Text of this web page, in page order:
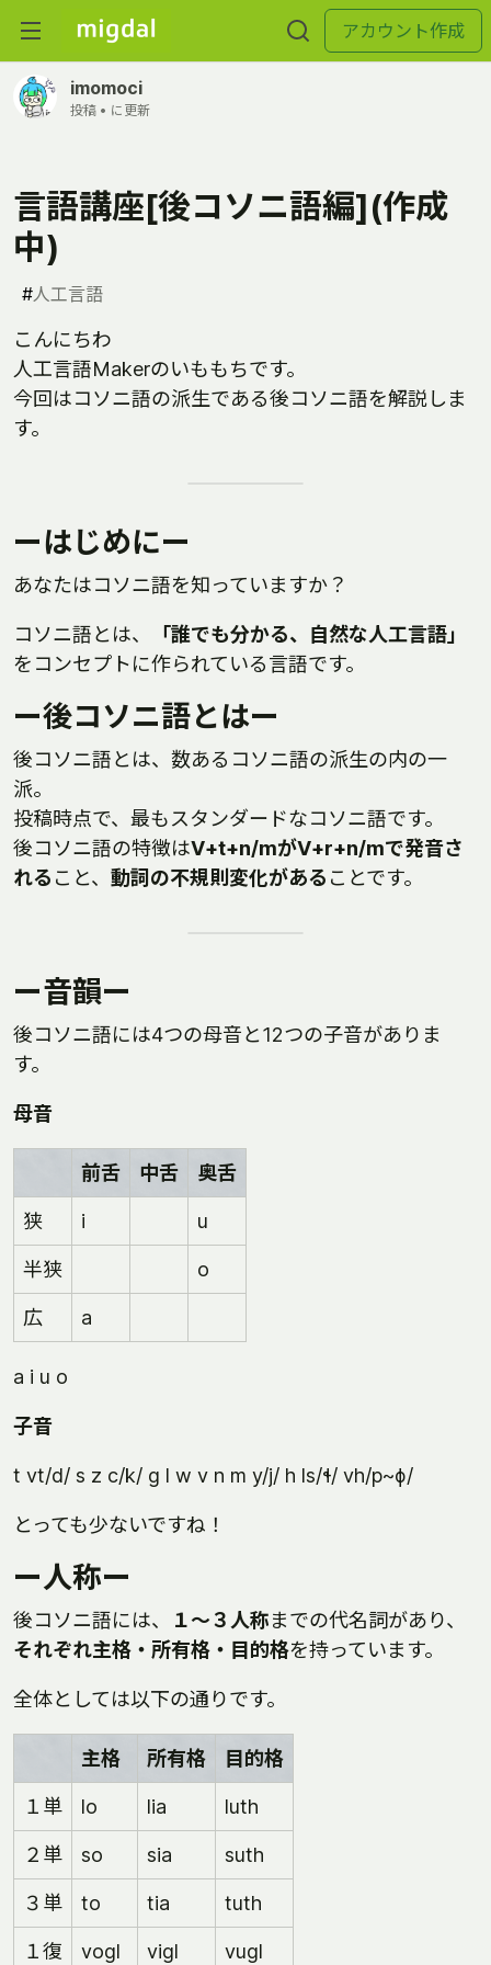
アカウント作成
imomoci
投稿 • に更新
言語講座[後コソニ語編](作成
中)
#人工言語
こんにちわ
人工言語Makerのいももちです。
今回はコソニ語の派生である後コソニ語を解説しま
す。
ーはじめにー
あなたはコソニ語を知っていますか？
コソニ語とは、
「誰でも分かる、自然な人工言語」
をコンセプトに作られている言語です。
ー後コソニ語とはー
後コソニ語とは、数あるコソニ語の派生の内の一
派。
投稿時点で、最もスタンダードなコソニ語です。
後コソニ語の特徴はV+t+n/mがV+r+n/mで発音さ
れる こと、 動詞の不規則変化がある ことです。
ー音韻ー
後コソニ語には4つの母音と12つの子音がありま
す。
母音
前舌 中舌 奥舌
狭 i u
半狭 o
広 a
a i u o
子音
t vt/d/ s z c/k/ g l w v n m y/j/ h ls/ɬ/ vh/p~ɸ/
とっても少ないですね！
ー人称ー
後コソニ語には、 １〜３人称までの代名詞があり、
それぞれ主格・所有格・目的格を持っています。
全体としては以下の通りです。
主格 所有格 目的格
１単 lo lia luth
２単 so sia suth
３単 to tia tuth
１復 vogl vigl vugl